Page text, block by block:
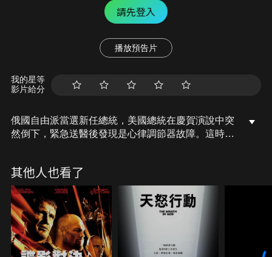
請先登入
播放預告片
我的星等
影片給分
俄國自由派當選新任總統，美國總統在慶賀演說中突
然倒下，緊急送醫後發現是心律調節器故障。這時，
愈來愈微弱，幕僚們必須跟時間賽跑，在她心跳停止
前找出幕後黑手……。
其他人也看了